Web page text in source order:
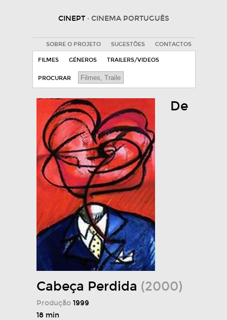
CINEPT · CINEMA PORTUGUÊS
SOBRE O PROJETO SUGESTÕES CONTACTOS
FILMES GÉNEROS TRAILERS/VIDEOS
PROCURAR
De
Cabeça Perdida (2000)
Produção 1999
18 min